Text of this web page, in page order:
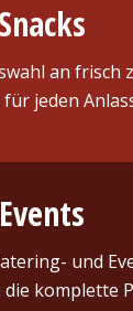
Snacks
an frisch
für jeden
Events
und
komplette